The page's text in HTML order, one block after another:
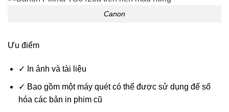
Canon
Ưu điểm
✓ In ảnh và tài liệu
✓ Bao gồm một máy quét có thể được sử dụng để số
hóa các bản in phim cũ